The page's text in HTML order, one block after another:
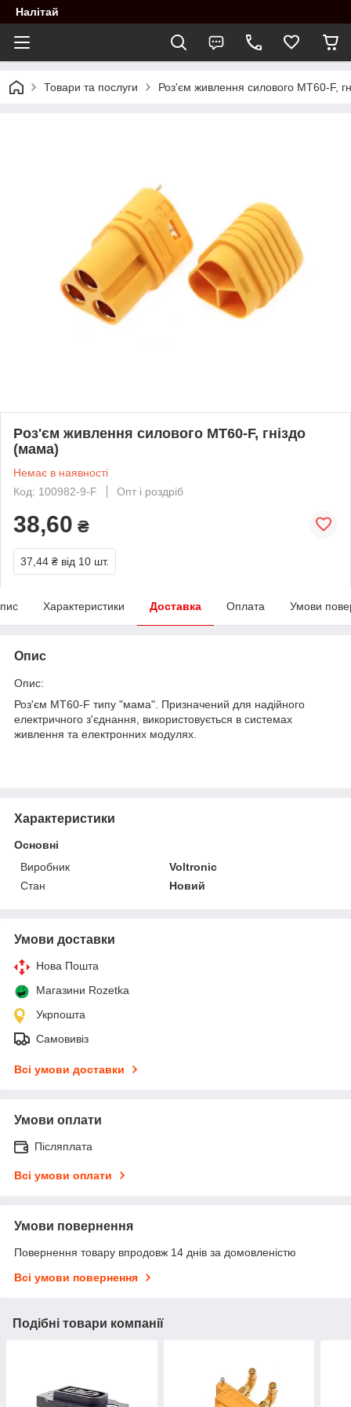
Налітай
Товари та послуги Роз'єм живлення силового MT60-F,
Роз'єм живлення силового MT60-F, гніздо
(мама)
Немає в наявності
Код: 100982-9-F
Опт і роздріб
38,60 ₴
37,44 ₴ від 10 шт.
Характеристики Доставка Оплата Умови
Опис
Опис:
Роз'єм MT60-F типу "мама". Призначений для надійного
електричного з'єднання, використовується в системах
живлення та електронних модулях.
Характеристики
Основні
Виробник
Voltronic
Стан
Новий
Умови доставки
Нова Пошта
Магазини Rozetka
Укрпошта
Самовивіз
Всі умови доставки
Умови оплати
Післяплата
Всі умови оплати
Умови повернення
Повернення товару впродовж 14 днів за домовленістю
Всі умови повернення
Подібні товари компанії